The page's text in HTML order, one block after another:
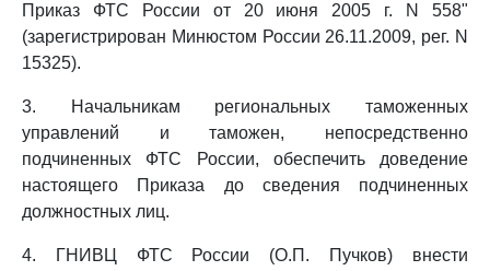
Приказ ФТС России от 20 июня 2005 г. N 558"
(зарегистрирован Минюстом России 26.11.2009, рег. N
15325).
3. Начальникам региональных таможенных
управлений и таможен, непосредственно
подчиненных ФТС России, обеспечить доведение
настоящего Приказа до сведения подчиненных
должностных лиц.
4. ГНИВЦ ФТС России (О.П. Пучков) внести